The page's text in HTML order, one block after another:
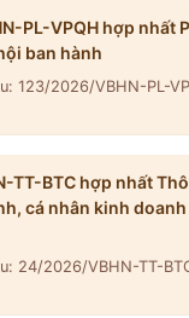
PL-VPQH hợp nhất
ban hành
123/2026/VBHN-PL-
TT-BTC hợp nhất
cá nhân kinh
24/2026/VBHN-TT-